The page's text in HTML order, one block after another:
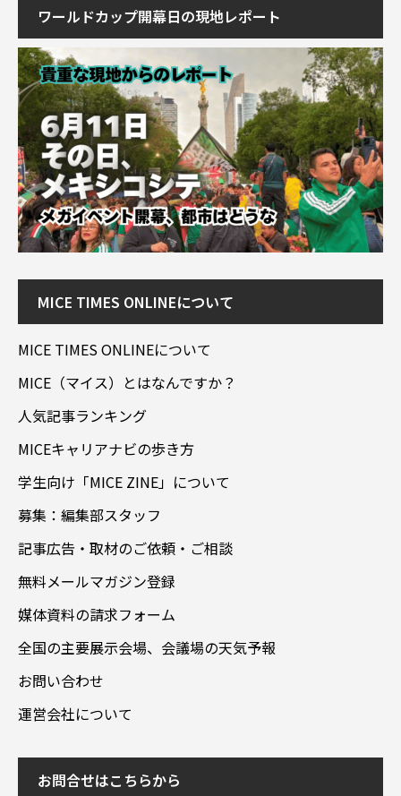
ワールドカップ開幕日の現地レポート
MICE TIMES ONLINEについて
MICE TIMES ONLINEについて
MICE（マイス）とはなんですか？
人気記事ランキング
MICEキャリアナビの歩き方
学生向け「MICE ZINE」について
募集：編集部スタッフ
記事広告・取材のご依頼・ご相談
無料メールマガジン登録
媒体資料の請求フォーム
全国の主要展示会場、会議場の天気予報
お問い合わせ
運営会社について
お問合せはこちらから